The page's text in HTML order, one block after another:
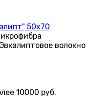
50х70
Эвкалиптовое волокно